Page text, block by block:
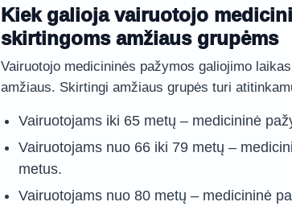
Kiek galioja vairuotojo
skirtingoms amžiaus grupėms
Vairuotojo medicininės pažymos galiojimo
amžiaus. Skirtingi amžiaus grupės turi
Vairuotojams iki 65 metų – medicininė
Vairuotojams nuo 66 iki 79 metų –
metus.
Vairuotojams nuo 80 metų – medicininė